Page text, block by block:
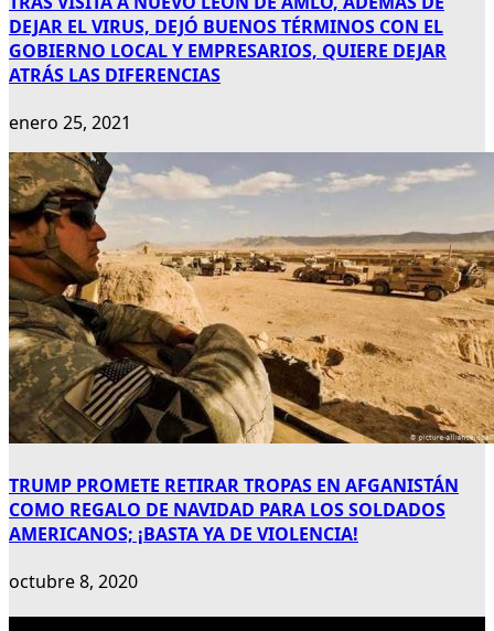
DEJAR EL VIRUS, DEJÓ BUENOS TÉRMINOS CON EL
GOBIERNO LOCAL Y EMPRESARIOS, QUIERE DEJAR
ATRÁS LAS DIFERENCIAS
enero 25, 2021
TRUMP PROMETE RETIRAR TROPAS EN AFGANISTÁN
COMO REGALO DE NAVIDAD PARA LOS SOLDADOS
AMERICANOS; ¡BASTA YA DE VIOLENCIA!
octubre 8, 2020